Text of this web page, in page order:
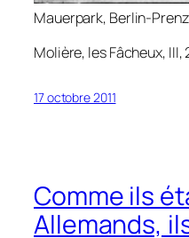
Mauerpark, Berlin-
Molière, les Fâcheux, III,
17 octobre 2011
Comme ils
Allemands,